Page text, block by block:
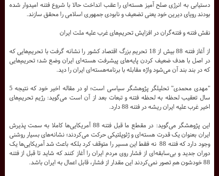
دستیابی به انرژی صلح آمیز هسته‌ای را عقب انداخت حالا با شروع فتنه امیدوار شده
بودند رویای دیرین خود یعنی تضعیف و نابودی جمهوری اسلامی را محقق سازند.
نقش فتنه و فتنه‌گران در افزایش تحریم‌های غرب علیه ملت ایران
از آغاز فتنه 88 بیش از 18 تحریم بزرگ اقتصاد کشور را نشانه گرفت با تحریم‌هایی که
در اصل با هدف ضعیف کردن پایه‌های پیشرفت هسته‌ای ایران وضع شد؛ تحریم‌هایی
که در بند بند آن می‌شود واژه مقابله با برنامه‌هسته‌ای ایران را دید.
"مهدی محمدی" تحلیلگر پژوهشگر سیاسی است؛ او در مقاله اخیر خود که نتیجه 5
سال تعقیب لحظه به لحظه فتنه و تبعات بعد از آن است می‌گوید: رژیم تحریم‌های
اخیر غرب علیه ایران ریشه در فتنه 88 دارد.
این پژوهشگر می‌گوید: در مقطع ما قبل فتنه 88 آمریکایی‌ها کاملا به سمت پذیرش
ایران بعنوان یک قدرت هسته‌ای و ژئوپلتیکی حرکت می‌کردند؛ نشانه‌های بسیار روشنی
وجود دارد که فتنه 88 نه فقط این مسیر را متوقف کرد بلکه باعث شد آمریکایی‌ها یک
دوران جدید و بی‌سابقه‌ای از فشار روی مردم ایران را آغاز کنند که شاید تا قبل از فتنه
88 خودشون هم تصور نمی‌کردند این مقدار از فشار، قابل اعمال به ایران باشد.